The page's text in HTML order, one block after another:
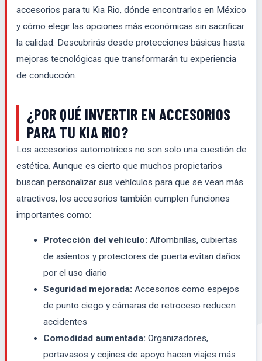
accesorios para tu Kia Rio, dónde encontrarlos en México
y cómo elegir las opciones más económicas sin sacrificar
la calidad. Descubrirás desde protecciones básicas hasta
mejoras tecnológicas que transformarán tu experiencia
de conducción.
¿POR QUÉ INVERTIR EN ACCESORIOS
PARA TU KIA RIO?
Los accesorios automotrices no son solo una cuestión de
estética. Aunque es cierto que muchos propietarios
buscan personalizar sus vehículos para que se vean más
atractivos, los accesorios también cumplen funciones
importantes como:
Protección del vehículo: Alfombrillas, cubiertas
de asientos y protectores de puerta evitan daños
por el uso diario
Seguridad mejorada: Accesorios como espejos
de punto ciego y cámaras de retroceso reducen
accidentes
Comodidad aumentada: Organizadores,
portavasos y cojines de apoyo hacen viajes más